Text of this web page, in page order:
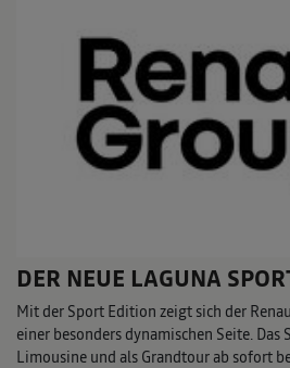
DER NEUE LAGUNA
Mit der Sport Edition zeigt sich der
einer besonders dynamischen Seite.
Limousine und als Grandtour ab sofort